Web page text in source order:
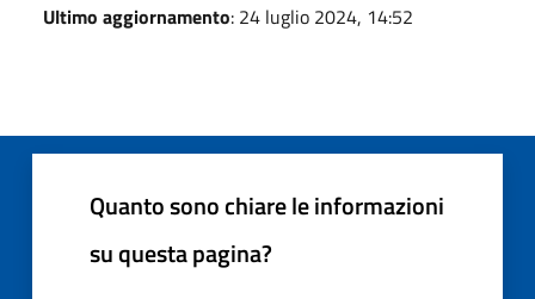
Ultimo aggiornamento: 24 luglio 2024, 14:52
Quanto sono chiare le informazioni
su questa pagina?